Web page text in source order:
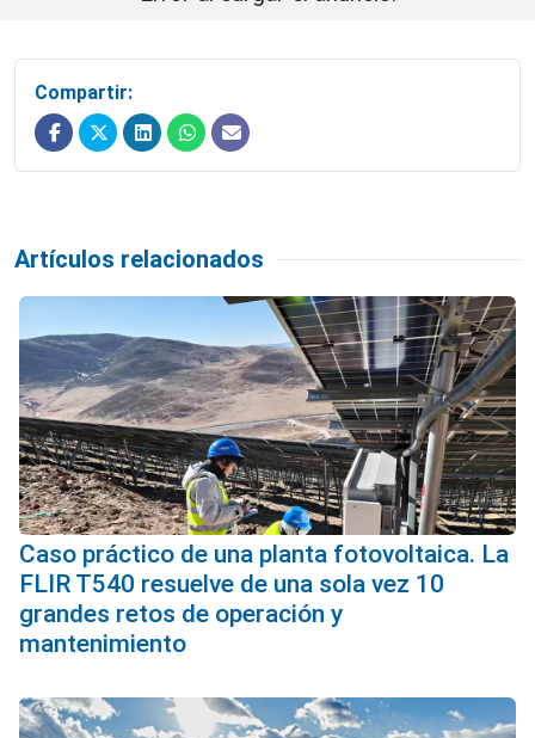
Compartir:
Artículos relacionados
Caso práctico de una planta fotovoltaica. La
FLIR T540 resuelve de una sola vez 10
grandes retos de operación y
mantenimiento